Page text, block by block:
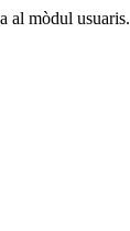
al mòdul usuaris.